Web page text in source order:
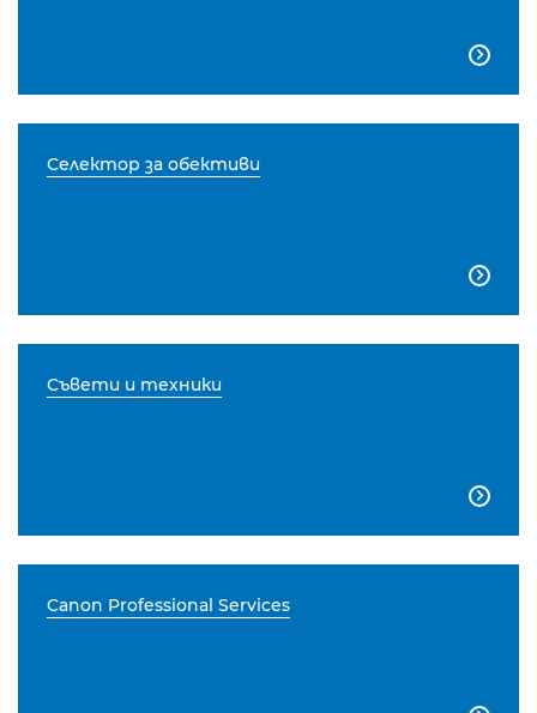

Селектор за обективи

Съвети и техники

Canon Professional Services